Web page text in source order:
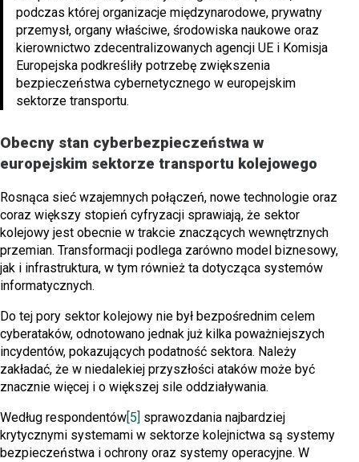
podczas której organizacje międzynarodowe, prywatny
przemysł, organy właściwe, środowiska naukowe oraz
kierownictwo zdecentralizowanych agencji UE i Komisja
Europejska podkreśliły potrzebę zwiększenia
bezpieczeństwa cybernetycznego w europejskim
sektorze transportu.
Obecny stan cyberbezpieczeństwa w
europejskim sektorze transportu kolejowego
Rosnąca sieć wzajemnych połączeń, nowe technologie oraz
coraz większy stopień cyfryzacji sprawiają, że sektor
kolejowy jest obecnie w trakcie znaczących wewnętrznych
przemian. Transformacji podlega zarówno model biznesowy,
jak i infrastruktura, w tym również ta dotycząca systemów
informatycznych.
Do tej pory sektor kolejowy nie był bezpośrednim celem
cyberataków, odnotowano jednak już kilka poważniejszych
incydentów, pokazujących podatność sektora. Należy
zakładać, że w niedalekiej przyszłości ataków może być
znacznie więcej i o większej sile oddziaływania.
Według respondentów [5] sprawozdania najbardziej
krytycznymi systemami w sektorze kolejnictwa są systemy
bezpieczeństwa i ochrony oraz systemy operacyjne. W